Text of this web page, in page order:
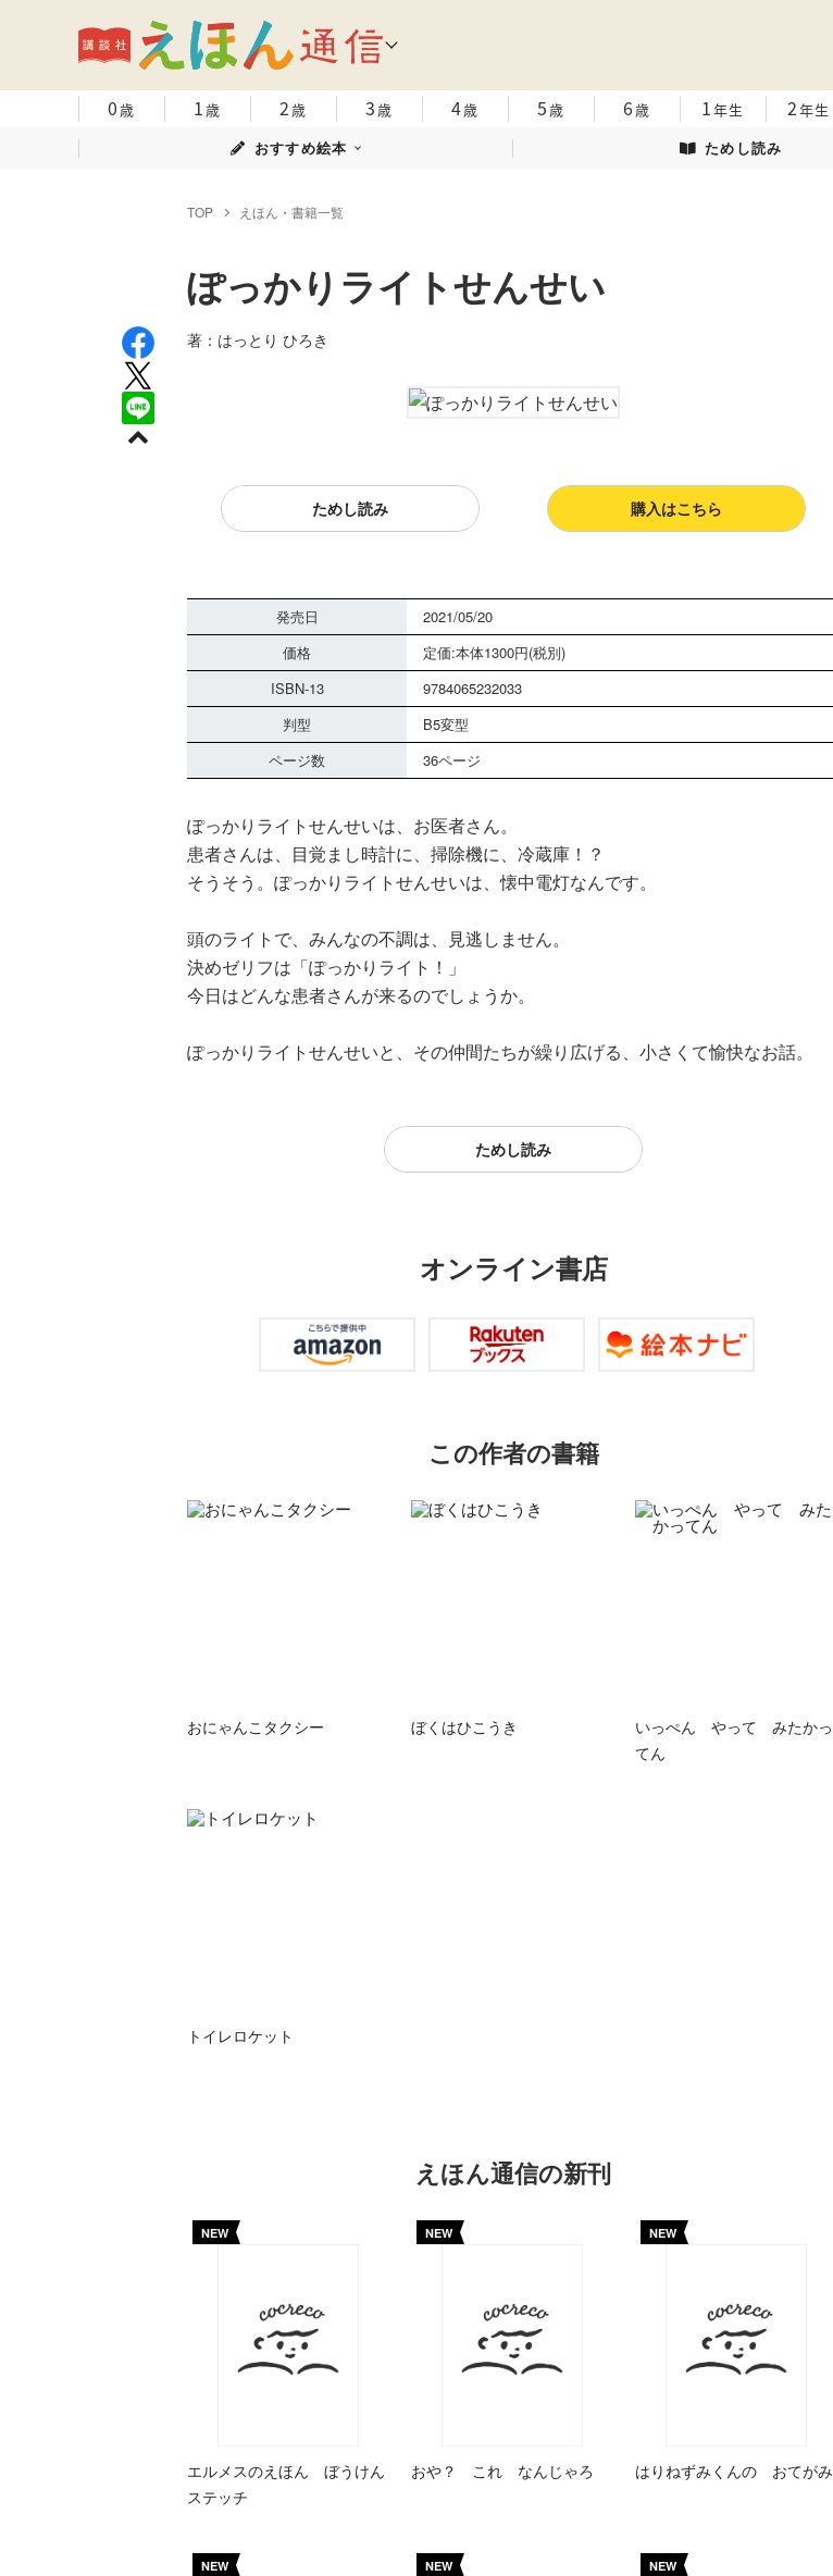
0歳 1歳 2歳 3歳 4歳 5歳 6歳 1年生 2年生
おすすめ絵本
ためし読み
TOP えほん・書籍一覧
ぽっかりライトせんせい
著：はっとり ひろき
ためし読み 購入はこちら
発売日
2021/05/20
価格
定価:本体1300円(税別)
ISBN-13
9784065232033
判型
B5変型
ページ数
36ページ
ぽっかりライトせんせいは、お医者さん。
患者さんは、目覚まし時計に、掃除機に、冷蔵庫！？
そうそう。ぽっかりライトせんせいは、懐中電灯なんです。
頭のライトで、みんなの不調は、見逃しません。
決めゼリフは「ぽっかりライト！」
今日はどんな患者さんが来るのでしょうか。
ぽっかりライトせんせいと、その仲間たちが繰り広げる、小さくて愉快なお話。
ためし読み
オンライン書店
この作者の書籍
おにゃんこタクシー ぼくはひこうき
いっぺん やって みたかっ
てん
トイレロケット
えほん通信の新刊
NEW
エルメスのえほん ぼうけん
ステッチ
NEW
おや？ これ なんじゃろ
NEW
はりねずみくんの おてがみ
NEW NEW NEW